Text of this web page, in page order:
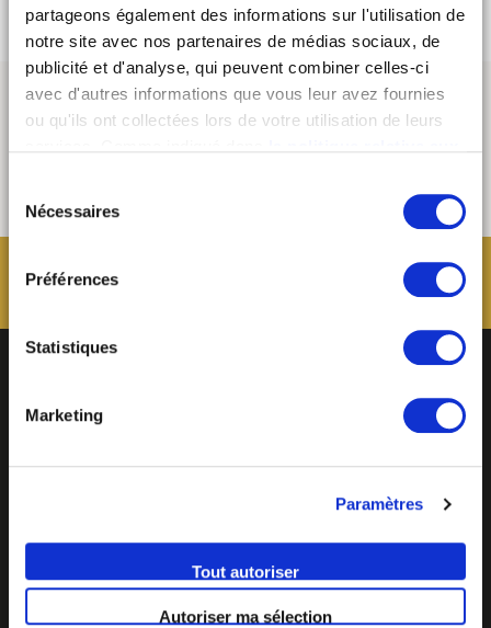
partageons également des informations sur l'utilisation de
notre site avec nos partenaires de médias sociaux, de
publicité et d'analyse, qui peuvent combiner celles-ci
avec d'autres informations que vous leur avez fournies
ou qu'ils ont collectées lors de votre utilisation de leurs
cliquant sur « tout autoriser » ; vous refusez ce dépôt de
cookies (sauf cookies nécessaires) en cliquant sur « tout
paramétrer vos choix en fonction de la finalité des
autoriser ma sélection ». Vous pouvez retirer votre
consentement à tout moment via notre outil de
relative aux cookies sous l’onglet « mentions légales ».
consentement
Nécessaires
Préférences
Statistiques
Marketing
Paramètres
Tout autoriser
Autoriser ma sélection
BECOME MOB
MOB HOTEL is growing into a cooperative movement
If you want to create your own MOB HOTEL and belong